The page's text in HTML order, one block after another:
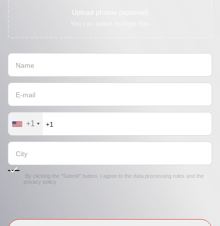
Upload photos (optional)
+1
By clicking the "Submit" button, I agree to the data processing rules and the
privacy policy